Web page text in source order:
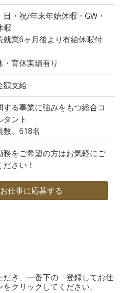
・祝/年末年始休暇・GW・
暇
業6ヶ月後より有給休暇付
育休実績有り
額支給
する事業に強みをもつ総合コ
タント
数、618名
務をご希望の方はお気軽にご
さい！
仕事に応募する
だき、一番下の「登録してお仕
クリックしてください。